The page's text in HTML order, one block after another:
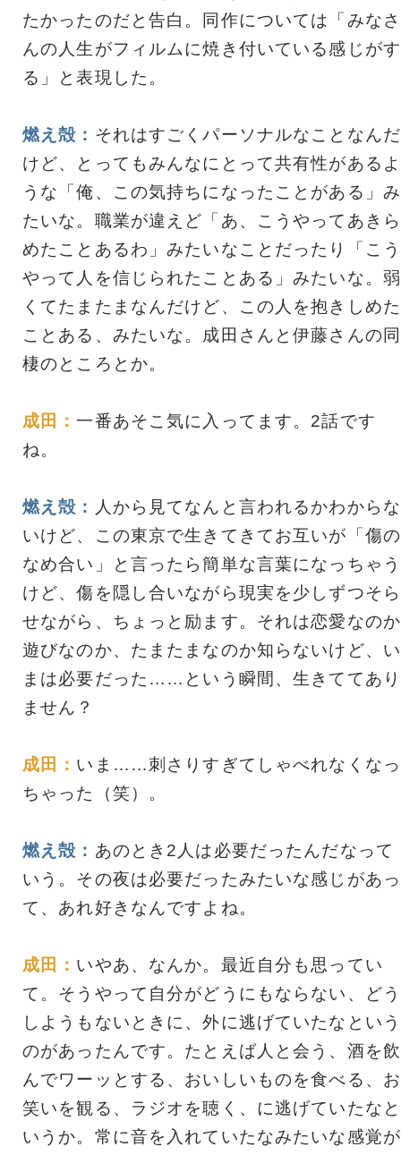
たかったのだと告白。同作については「みなさ
んの人生がフィルムに焼き付いている感じがす
る」と表現した。
燃え殻： それはすごくパーソナルなことなんだ
けど、とってもみんなにとって共有性があるよ
うな「俺、この気持ちになったことがある」み
たいな。職業が違えど「あ、こうやってあきら
めたことあるわ」みたいなことだったり「こう
やって人を信じられたことある」みたいな。弱
くてたまたまなんだけど、この人を抱きしめた
ことある、みたいな。成田さんと伊藤さんの同
棲のところとか。
成田：一番あそこ気に入ってます。2話です
ね。
燃え殻： 人から見てなんと言われるかわからな
いけど、この東京で生きてきてお互いが「傷の
なめ合い」と言ったら簡単な言葉になっちゃう
けど、傷を隠し合いながら現実を少しずつそら
せながら、ちょっと励ます。それは恋愛なのか
遊びなのか、たまたまなのか知らないけど、い
まは必要だった……という瞬間、生きててあり
ません？
成田： いま……刺さりすぎてしゃべれなくなっ
ちゃった（笑）。
燃え殻： あのとき2人は必要だったんだなって
いう。その夜は必要だったみたいな感じがあっ
て、あれ好きなんですよね。
成田： いやあ、なんか。最近自分も思ってい
て。そうやって自分がどうにもならない、どう
しようもないときに、外に逃げていたなという
のがあったんです。たとえば人と会う、酒を飲
んでワーッとする、おいしいものを食べる、お
笑いを観る、ラジオを聴く、に逃げていたなと
いうか。常に音を入れていたなみたいな感覚が